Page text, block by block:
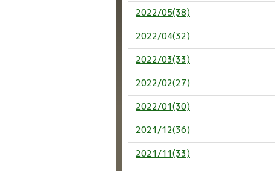
2022/05(38)
2022/04(32)
2022/03(33)
2022/02(27)
2022/01(30)
2021/12(36)
2021/11(33)